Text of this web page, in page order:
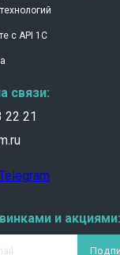
с API 1C
связи:
22 21
и акциями: